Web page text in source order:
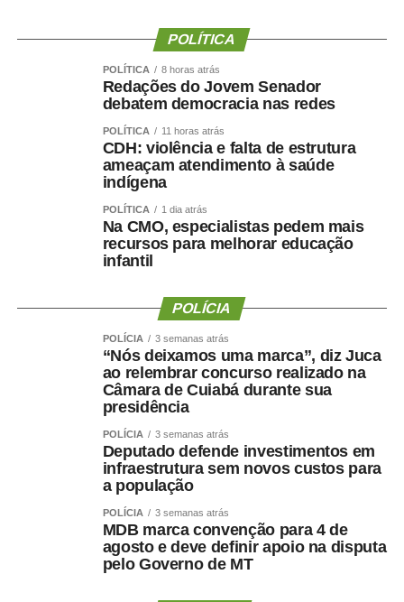
Segundo o município, Danielle Carmona possui todos os
direitos garantidos por lei, incluindo férias e benefícios
como o prêmio saúde, desde que atendidos os critérios
estabelecidos.
A gestão também informou que a lotação em gabinete é
um ato administrativo regular, especialmente em períodos
de transição, e que a permanência da servidora no local
Sobre os 60 dias de férias, a Prefeitura destacou que a
e já havia sido informada anteriormente, não havendo
qualquer excepcionalidade.
COMENTE ABAIXO:
WhatsApp
Facebook
Twitter
Messenger
LinkedIn
Share
POLÍTICA
POLÍTICA 8 horas atrás
Redações do Jovem Senador
debatem democracia nas redes
POLÍTICA 11 horas atrás
CDH: violência e falta de estrutura
ameaçam atendimento à saúde
indígena
POLÍTICA 1 dia atrás
Na CMO, especialistas pedem mais
recursos para melhorar educação
infantil
POLÍCIA
POLÍCIA 3 semanas atrás
“Nós deixamos uma marca”, diz Juca
ao relembrar concurso realizado na
Câmara de Cuiabá durante sua
presidência
POLÍCIA 3 semanas atrás
Deputado defende investimentos em
infraestrutura sem novos custos para
a população
POLÍCIA 3 semanas atrás
MDB marca convenção para 4 de
agosto e deve definir apoio na disputa
pelo Governo de MT